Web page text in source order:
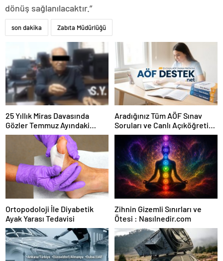
dönüş sağlanılacaktır.”
son dakika Zabıta Müdürlüğü
25 Yıllık Miras Davasında
Gözler Temmuz Ayındaki
Karar Duruşmasına Çevrildi
Aradığınız Tüm AÖF Sınav
Soruları ve Canlı Açıköğretim
Forumu Burada
Ortopodoloji İle Diyabetik
Ayak Yarası Tedavisi
Zihnin Gizemli Sınırları ve
Ötesi : Nasılnedir.com